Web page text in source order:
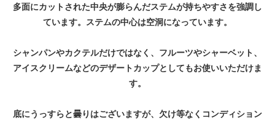
多面にカットされた中央が膨らんだステムが持ちやすさを強調し
ています。ステムの中心は空洞になっています。
シャンパンやカクテルだけではなく、フルーツやシャーベット、
アイスクリームなどのデザートカップとしてもお使いいただけま
す。
底にうっすらと曇りはございますが、欠け等なくコンディション